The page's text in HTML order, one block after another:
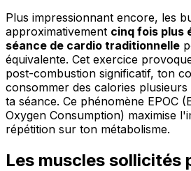
Plus impressionnant encore, les
approximativement cinq fois plus
séance de cardio traditionnelle
équivalente. Cet exercice
post-combustion significatif, ton
consommer des calories
ta séance. Ce phénomène EPOC
Oxygen Consumption) maximise
répétition sur ton métabolisme.
Les muscles sollicités